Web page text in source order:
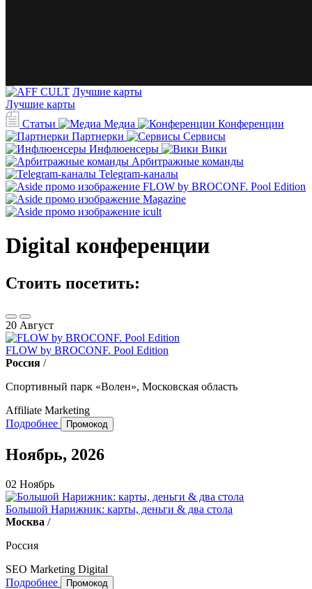
Лучшие карты
Лучшие карты
Статьи
Медиа
Конференции
Партнерки
Сервисы
Инфлюенсеры
Вики
Арбитражные команды
Telegram-каналы
Digital конференции
Стоить посетить:
20 Август
FLOW by BROCONF. Pool Edition
Россия /
Спортивный парк «Волен», Московская область
Affiliate Marketing
Подробнее
Промокод
Ноябрь, 2026
02 Ноябрь
Большой Нарижник: карты, деньги & два стола
Москва /
Россия
SEO Marketing Digital
Подробнее
Промокод